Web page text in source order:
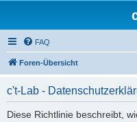
FAQ
Foren-Übersicht
c't-Lab -
Diese Richtlinie beschreibt,